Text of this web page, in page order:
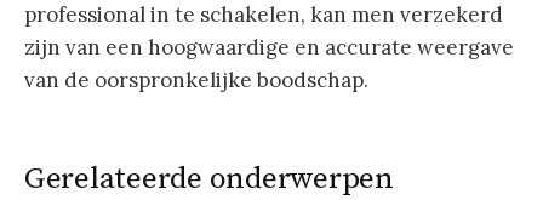
professional in te schakelen, kan men verzekerd
zijn van een hoogwaardige en accurate weergave
van de oorspronkelijke boodschap.
Gerelateerde onderwerpen